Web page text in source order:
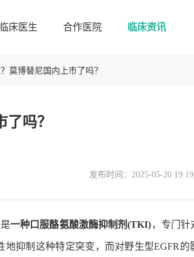
临床医生 合作医院 临床资讯
莫博替尼国内上市了吗？
吗？
发布时间： 2025-05-20
一种口服酪氨酸激酶抑制剂(TKI)，专门针
地抑制这种特定突变，而对野生型EGFR